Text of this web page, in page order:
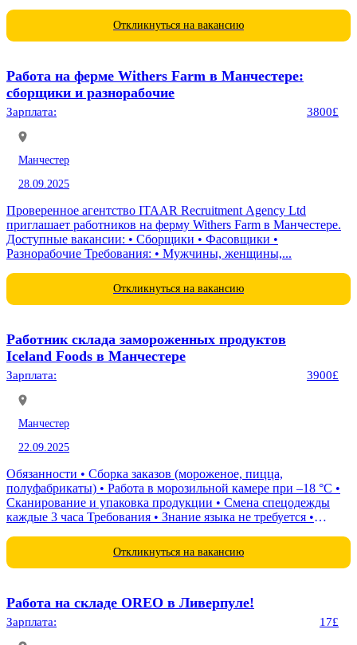
Откликнуться на вакансию
Работа на ферме Withers Farm в Манчестере:
сборщики и разнорабочие
Зарплата: 3800£
Манчестер
28.09.2025
Проверенное агентство ITAAR Recruitment Agency Ltd
приглашает работников на ферму Withers Farm в Манчестере.
Доступные вакансии: • Сборщики • Фасовщики •
Разнорабочие Требования: • Мужчины, женщины,...
Откликнуться на вакансию
Работник склада замороженных продуктов
Iceland Foods в Манчестере
Зарплата: 3900£
Манчестер
22.09.2025
Обязанности • Сборка заказов (мороженое, пицца,
полуфабрикаты) • Работа в морозильной камере при –18 °C •
Сканирование и упаковка продукции • Смена спецодежды
каждые 3 часа Требования • Знание языка не требуется •
Откликнуться на вакансию
Работа на складе OREO в Ливерпуле!
Зарплата: 17£